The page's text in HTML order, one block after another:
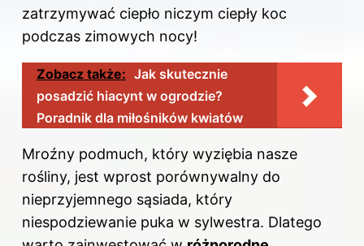
zatrzymywać ciepło niczym ciepły koc
podczas zimowych nocy!
Zobacz także: Jak skutecznie
posadzić hiacynt w ogrodzie?
Poradnik dla miłośników kwiatów
Mroźny podmuch, który wyziębia nasze
rośliny, jest wprost porównywalny do
nieprzyjemnego sąsiada, który
niespodziewanie puka w sylwestra. Dlatego